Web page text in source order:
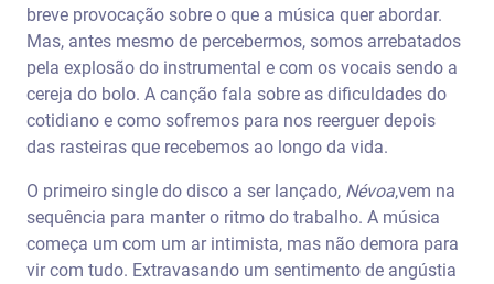
breve provocação sobre o que a música quer abordar.
Mas, antes mesmo de percebermos, somos arrebatados
pela explosão do instrumental e com os vocais sendo a
cereja do bolo. A canção fala sobre as dificuldades do
cotidiano e como sofremos para nos reerguer depois
das rasteiras que recebemos ao longo da vida.
O primeiro single do disco a ser lançado, Névoa,vem na
sequência para manter o ritmo do trabalho. A música
começa um com um ar intimista, mas não demora para
vir com tudo. Extravasando um sentimento de angústia